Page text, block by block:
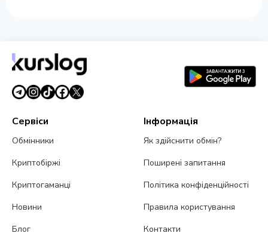
Сервіси
Обмінники
Криптобіржі
Криптогаманці
Новини
Блог
Інформація
Як здійснити обмін?
Поширені запитання
Політика конфіденційності
Правила користування
Контакти